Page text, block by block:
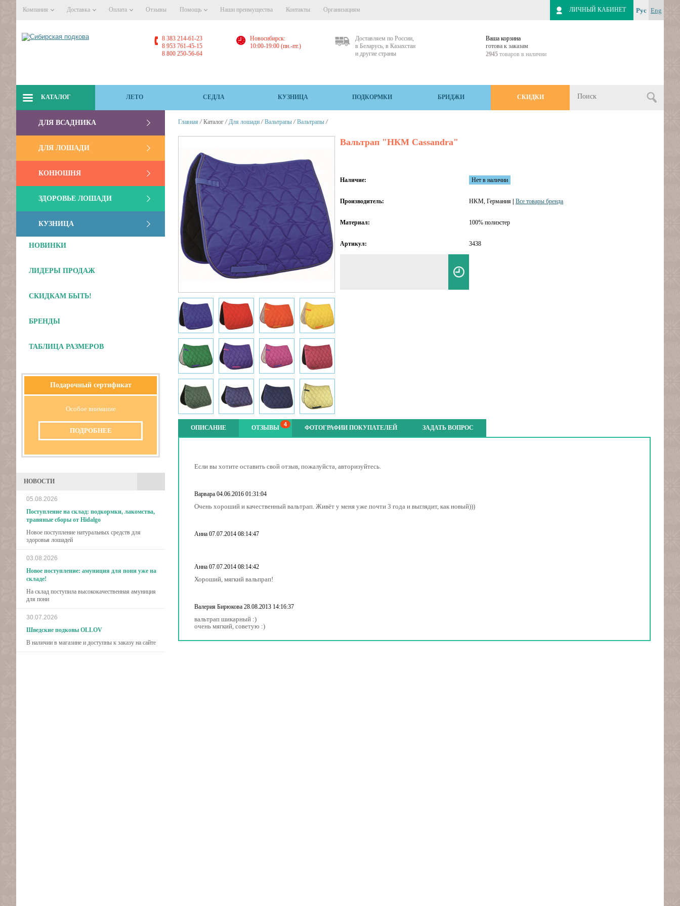
Компания Доставка Оплата Отзывы Помощь Наши преимущества Контакты Организациям Рус Eng
ЛИЧНЫЙ КАБИНЕТ
8 383 214-61-23
8 953 761-45-15
8 800 250-56-64
Новосибирск:
10:00-19:00 (пн.-пт.)
Доставляем по России,
в Беларусь, в Казахстан
и другие страны
Ваша корзина
готова к заказам
2945 товаров в наличии
КАТАЛОГ ЛЕТО СЕДЛА КУЗНИЦА ПОДКОРМКИ БРИДЖИ СКИДКИ
ДЛЯ ВСАДНИКА
ДЛЯ ЛОШАДИ
КОНЮШНЯ
ЗДОРОВЬЕ ЛОШАДИ
КУЗНИЦА
НОВИНКИ
ЛИДЕРЫ ПРОДАЖ
СКИДКАМ БЫТЬ!
БРЕНДЫ
ТАБЛИЦА РАЗМЕРОВ
Подарочный сертификат
Особое внимание
ПОДРОБНЕЕ
НОВОСТИ
05.08.2026
Поступление на склад: подкормки, лакомства,
травяные сборы от Hidalgo
Новое поступление натуральных средств для
здоровья лошадей
03.08.2026
Новое поступление: амуниция для пони уже на
складе!
На склад поступила высококачественная амуниция
для пони
30.07.2026
Шведские подковы OLLOV
В наличии в магазине и доступны к заказу на сайте
Главная / Каталог / Для лошади / Вальтрапы / Вальтрапы /
Вальтрап "НКМ Cassandra"
Наличие: Нет в наличии
Производитель: HKM, Германия| Все товары бренда
Материал: 100% полиэстер
Артикул: 3438
ОПИСАНИЕ ОТЗЫВЫ 4 ФОТОГРАФИИ ПОКУПАТЕЛЕЙ ЗАДАТЬ ВОПРОС
Если вы хотите оставить свой отзыв, пожалуйста, авторизуйтесь.
Варвара 04.06.2016 01:31:04
Очень хороший и качественный вальтрап. Живёт у меня уже почти 3 года и выглядит, как новый)))
Анна 07.07.2014 08:14:47
Анна 07.07.2014 08:14:42
Хороший, мягкий вальпрап!
Валерия Бирюкова 28.08.2013 14:16:37
вальтрап шикарный :)
очень мягкий, советую :)